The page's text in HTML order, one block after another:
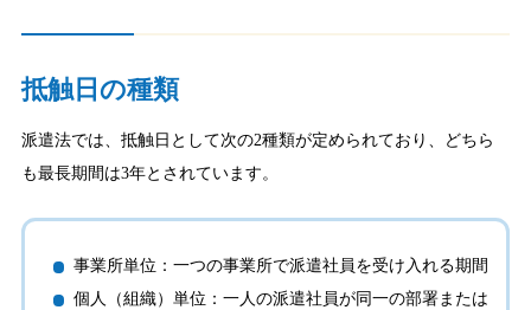
抵触日の種類
派遣法では、抵触日として次の2種類が定められており、どちら
も最長期間は3年とされています。
事業所単位：一つの事業所で派遣社員を受け入れる期間
個人（組織）単位：一人の派遣社員が同一の部署または